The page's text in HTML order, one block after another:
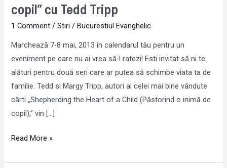
copil” cu Tedd Tripp
1 Comment /Stiri /Bucurestiul Evanghelic
Marchează 7-8 mai, 2013 în calendarul tău pentru un
eveniment pe care nu ai vrea să-l ratezi! Esti invitat să ni te
alături pentru două seri care ar putea să schimbe viata ta de
familie. Tedd si Margy Tripp, autori ai celei mai bine vândute
cărti „Shepherding the Heart of a Child (Păstorind o inimă de
copil),” vin […]
Read More »